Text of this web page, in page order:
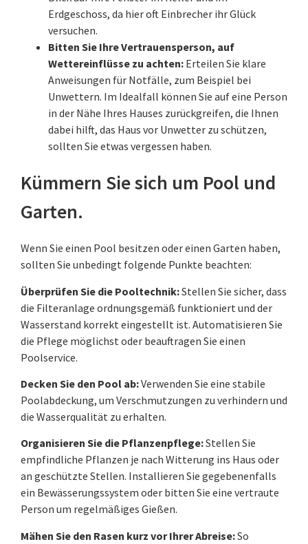
Erdgeschoss, da hier oft Einbrecher ihr Glück
versuchen.
Bitten Sie Ihre Vertrauensperson, auf
Wettereinflüsse zu achten: Erteilen Sie klare
Anweisungen für Notfälle, zum Beispiel bei
Unwettern. Im Idealfall können Sie auf eine Person
in der Nähe Ihres Hauses zurückgreifen, die Ihnen
dabei hilft, das Haus vor Unwetter zu schützen,
sollten Sie etwas vergessen haben.
Kümmern Sie sich um Pool und
Garten.
Wenn Sie einen Pool besitzen oder einen Garten haben,
sollten Sie unbedingt folgende Punkte beachten:
Überprüfen Sie die Pooltechnik:Stellen Sie sicher, dass
die Filteranlage ordnungsgemäß funktioniert und der
Wasserstand korrekt eingestellt ist. Automatisieren Sie
die Pflege möglichst oder beauftragen Sie einen
Poolservice.
Decken Sie den Pool ab:Verwenden Sie eine stabile
Poolabdeckung, um Verschmutzungen zu verhindern und
die Wasserqualität zu erhalten.
Organisieren Sie die Pflanzenpflege:Stellen Sie
empfindliche Pflanzen je nach Witterung ins Haus oder
an geschützte Stellen. Installieren Sie gegebenenfalls
ein Bewässerungssystem oder bitten Sie eine vertraute
Person um regelmäßiges Gießen.
Mähen Sie den Rasen kurz vor Ihrer Abreise:So